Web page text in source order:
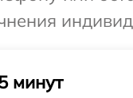
минут